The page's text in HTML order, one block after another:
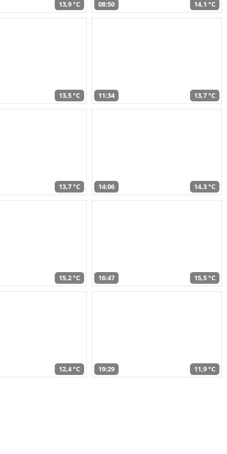
13,9 °C 08:50 14,1 °C
13,5 °C 11:34 13,7 °C
13,7 °C 14:06 14,3 °C
15,2 °C 16:47 15,5 °C
12,4 °C 19:29 11,9 °C